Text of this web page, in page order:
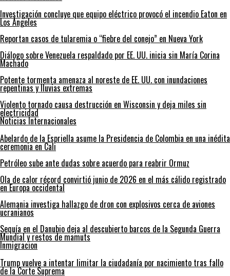
Investigación concluye que equipo eléctrico provocó el incendio Eaton en
Los Ángeles
Reportan casos de tularemia o “fiebre del conejo” en Nueva York
Diálogo sobre Venezuela respaldado por EE. UU. inicia sin María Corina
Machado
Potente tormenta amenaza al noreste de EE. UU. con inundaciones
repentinas y lluvias extremas
Violento tornado causa destrucción en Wisconsin y deja miles sin
electricidad
Noticias Internacionales
Abelardo de la Espriella asume la Presidencia de Colombia en una inédita
ceremonia en Cali
Petróleo sube ante dudas sobre acuerdo para reabrir Ormuz
Ola de calor récord convirtió junio de 2026 en el más cálido registrado
en Europa occidental
Alemania investiga hallazgo de dron con explosivos cerca de aviones
ucranianos
Sequía en el Danubio deja al descubierto barcos de la Segunda Guerra
Mundial y restos de mamuts
Inmigracion
Trump vuelve a intentar limitar la ciudadanía por nacimiento tras fallo
de la Corte Suprema